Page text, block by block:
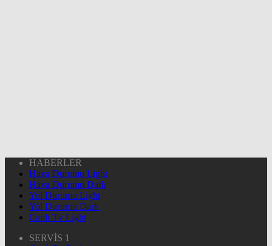
HABERLER
Hava Durumu Light
Hava Durumu Dark
Yol Durumu Light
Yol Durumu Dark
Canlı Tv Light
SERVİS 1